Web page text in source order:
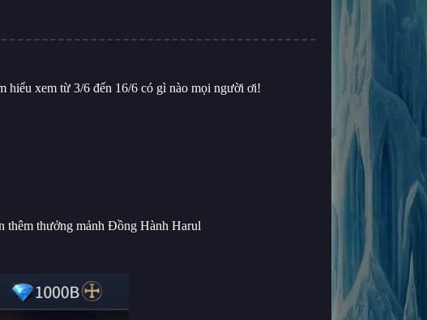
xem từ 3/6 đến 16/6 có gì nào mọi người ơi!
thêm thưởng mảnh Đồng Hành Harul